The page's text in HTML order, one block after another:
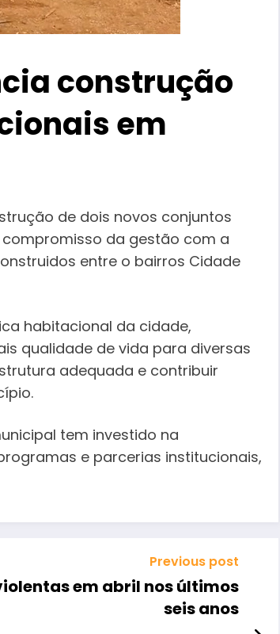
construção
em
de dois novos conjuntos
da gestão com a
entre o bairros Cidade
habitacional da cidade,
qualidade de vida para diversas
adequada e contribuir
tem investido na
e parcerias institucionais,
Previous post
em abril nos últimos
seis anos